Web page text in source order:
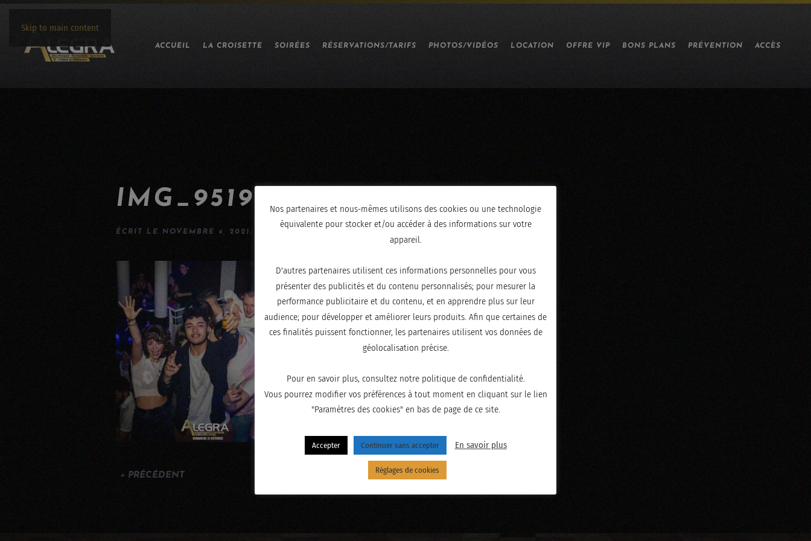
Skip to main content
ACCUEIL LA CROISETTE SOIRÉES RÉSERVATIONS/TARIFS PHOTOS/VIDÉOS LOCATION OFFRE VIP BONS PLANS PRÉVENTION ACCÈS
IMG_9519
ÉCRIT LE NOVEMBRE 4, 2021.
« PRÉCÉDENT
Nos partenaires et nous-mêmes utilisons des cookies ou une technologie
équivalente pour stocker et/ou accéder à des informations sur votre
appareil.
D'autres partenaires utilisent ces informations personnelles pour vous
présenter des publicités et du contenu personnalisés; pour mesurer la
performance publicitaire et du contenu, et en apprendre plus sur leur
audience; pour développer et améliorer leurs produits. Afin que certaines de
ces finalités puissent fonctionner, les partenaires utilisent vos données de
géolocalisation précise.
Pour en savoir plus, consultez notre politique de confidentialité.
Vous pourrez modifier vos préférences à tout moment en cliquant sur le lien
"Paramètres des cookies" en bas de page de ce site.
Accepter Continuer sans accepter En savoir plus
Réglages de cookies